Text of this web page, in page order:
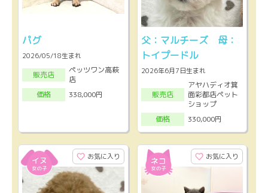
パグ
2026/05/18生まれ
販売店
ペッツワン高萩
店
価格
338,000円
父：マルチーズ 母：
トイプードル
2026年6月7日生まれ
販売店
アヤハディオ箕
面彩都店ペット
ショップ
価格
330,000円
お気に入り お気に入り